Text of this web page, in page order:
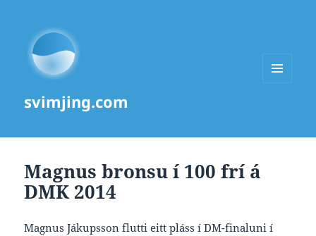
svimjing.com
Magnus bronsu í 100 frí á
DMK 2014
Magnus Jákupsson flutti eitt pláss í DM-finaluni í